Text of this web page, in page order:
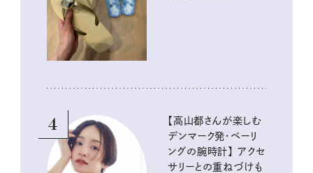
4
【高山都さんが楽しむ
デンマーク発・ベーリ
ングの腕時計】 アクセ
サリーとの重ねづけも